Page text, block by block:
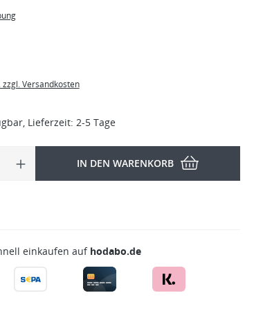
zzgl. Versandkosten
Lieferzeit: 2-5 Tage
IN DEN WARENKORB
einkaufen auf hodabo.de